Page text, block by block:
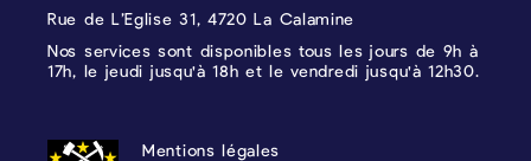
Rue de L’Eglise 31, 4720 La Calamine
Nos services sont disponibles tous les jours de 9h à
17h, le jeudi jusqu'à 18h et le vendredi jusqu'à 12h30.
PROTECTION DES DONNÉES, MENTIONS
Mentions légales